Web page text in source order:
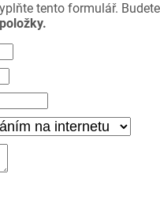
tento formulář.